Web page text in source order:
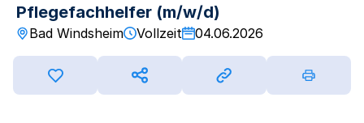
Pflegefachhelfer (m/w/d)
Bad Windsheim Vollzeit 04.06.2026